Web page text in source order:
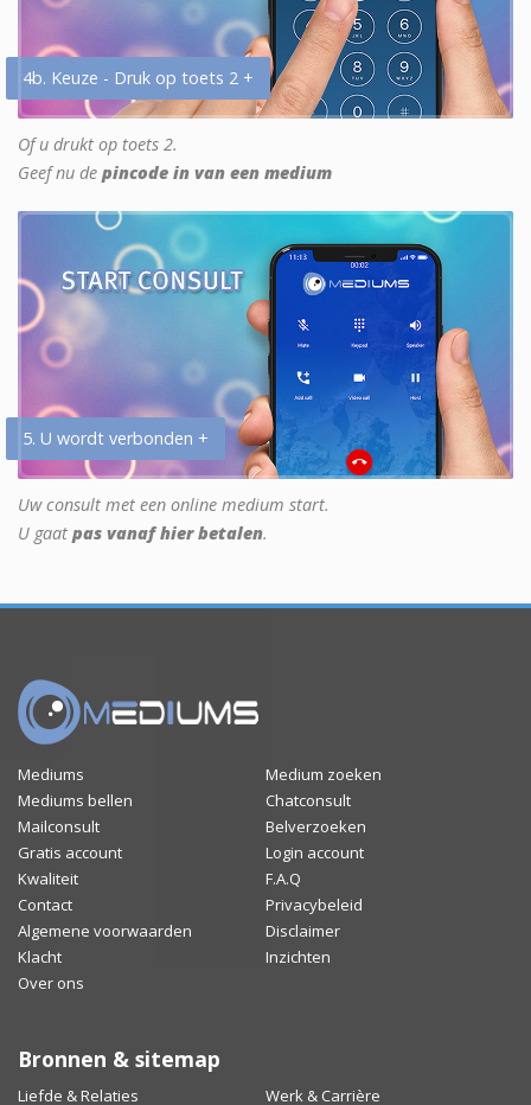
4b. Keuze - Druk op toets 2 +
Of u drukt op toets 2.
Geef nu de pincode in van een medium
5. U wordt verbonden +
Uw consult met een online medium start.
U gaat pas vanaf hier betalen.
Mediums
Medium zoeken
Mediums bellen
Chatconsult
Mailconsult
Belverzoeken
Gratis account
Login account
Kwaliteit
F.A.Q
Contact
Privacybeleid
Algemene voorwaarden
Disclaimer
Klacht
Inzichten
Over ons
Bronnen & sitemap
Liefde & Relaties Werk & Carrière